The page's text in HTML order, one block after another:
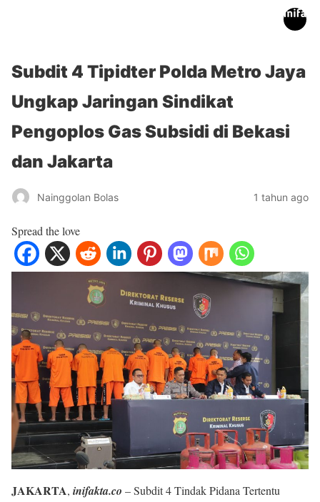
Subdit 4 Tipidter Polda Metro Jaya
Ungkap Jaringan Sindikat
Pengoplos Gas Subsidi di Bekasi
dan Jakarta
Nainggolan Bolas 1 tahun ago
Spread the love
JAKARTA, inifakta.co – Subdit 4 Tindak Pidana Tertentu